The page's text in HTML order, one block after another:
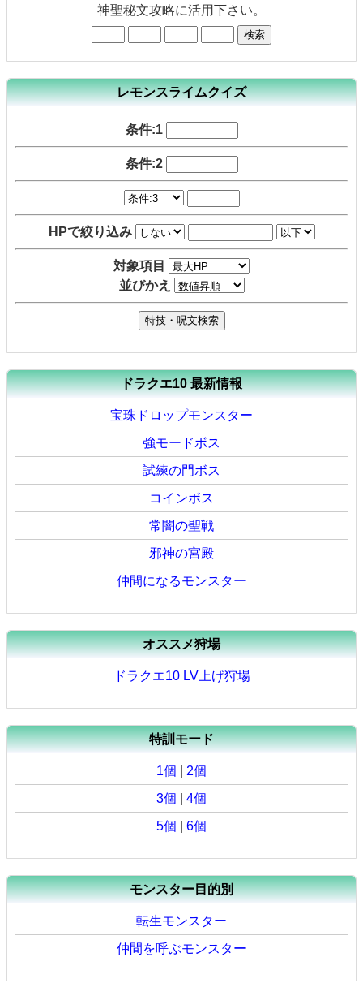
神聖秘文攻略に活用下さい。
レモンスライムクイズ
条件:1
条件:2
HPで絞り込み
対象項目
並びかえ
ドラクエ10 最新情報
宝珠ドロップモンスター
強モードボス
試練の門ボス
コインボス
常闇の聖戦
邪神の宮殿
仲間になるモンスター
オススメ狩場
ドラクエ10 LV上げ狩場
特訓モード
1個
2個
3個
4個
5個
6個
モンスター目的別
転生モンスター
仲間を呼ぶモンスター